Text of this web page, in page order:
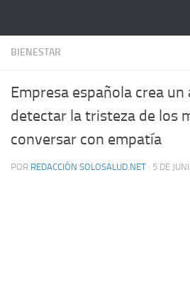
BIENESTAR
Empresa española crea
detectar la tristeza de los
conversar con empatía
POR REDACCIÓN SOLOSALUD.NET · 5 DE